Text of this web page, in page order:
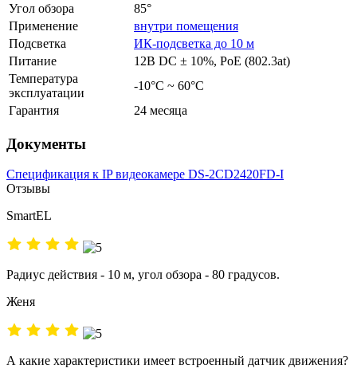
Угол обзора
85°
Применение
внутри помещения
Подсветка
ИК-подсветка до 10 м
Питание
12В DC ± 10%, РоЕ (802.3at)
Температура
эксплуатации
-10°C ~ 60°C
Гарантия
24 месяца
Документы
Спецификация к IP видеокамере DS-2CD2420FD-I
Отзывы
SmartEL
Радиус действия - 10 м, угол обзора - 80 градусов.
Женя
А какие характеристики имеет встроенный датчик движения?